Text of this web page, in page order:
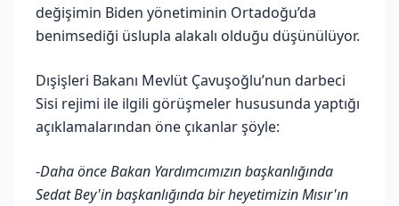
değişimin Biden yönetiminin Ortadoğu’da
benimsediği üslupla alakalı olduğu düşünülüyor.
Dışişleri Bakanı Mevlüt Çavuşoğlu’nun darbeci
Sisi rejimi ile ilgili görüşmeler hususunda yaptığı
açıklamalarından öne çıkanlar şöyle:
-Daha önce Bakan Yardımcımızın başkanlığında
Sedat Bey'in başkanlığında bir heyetimizin Mısır'ın